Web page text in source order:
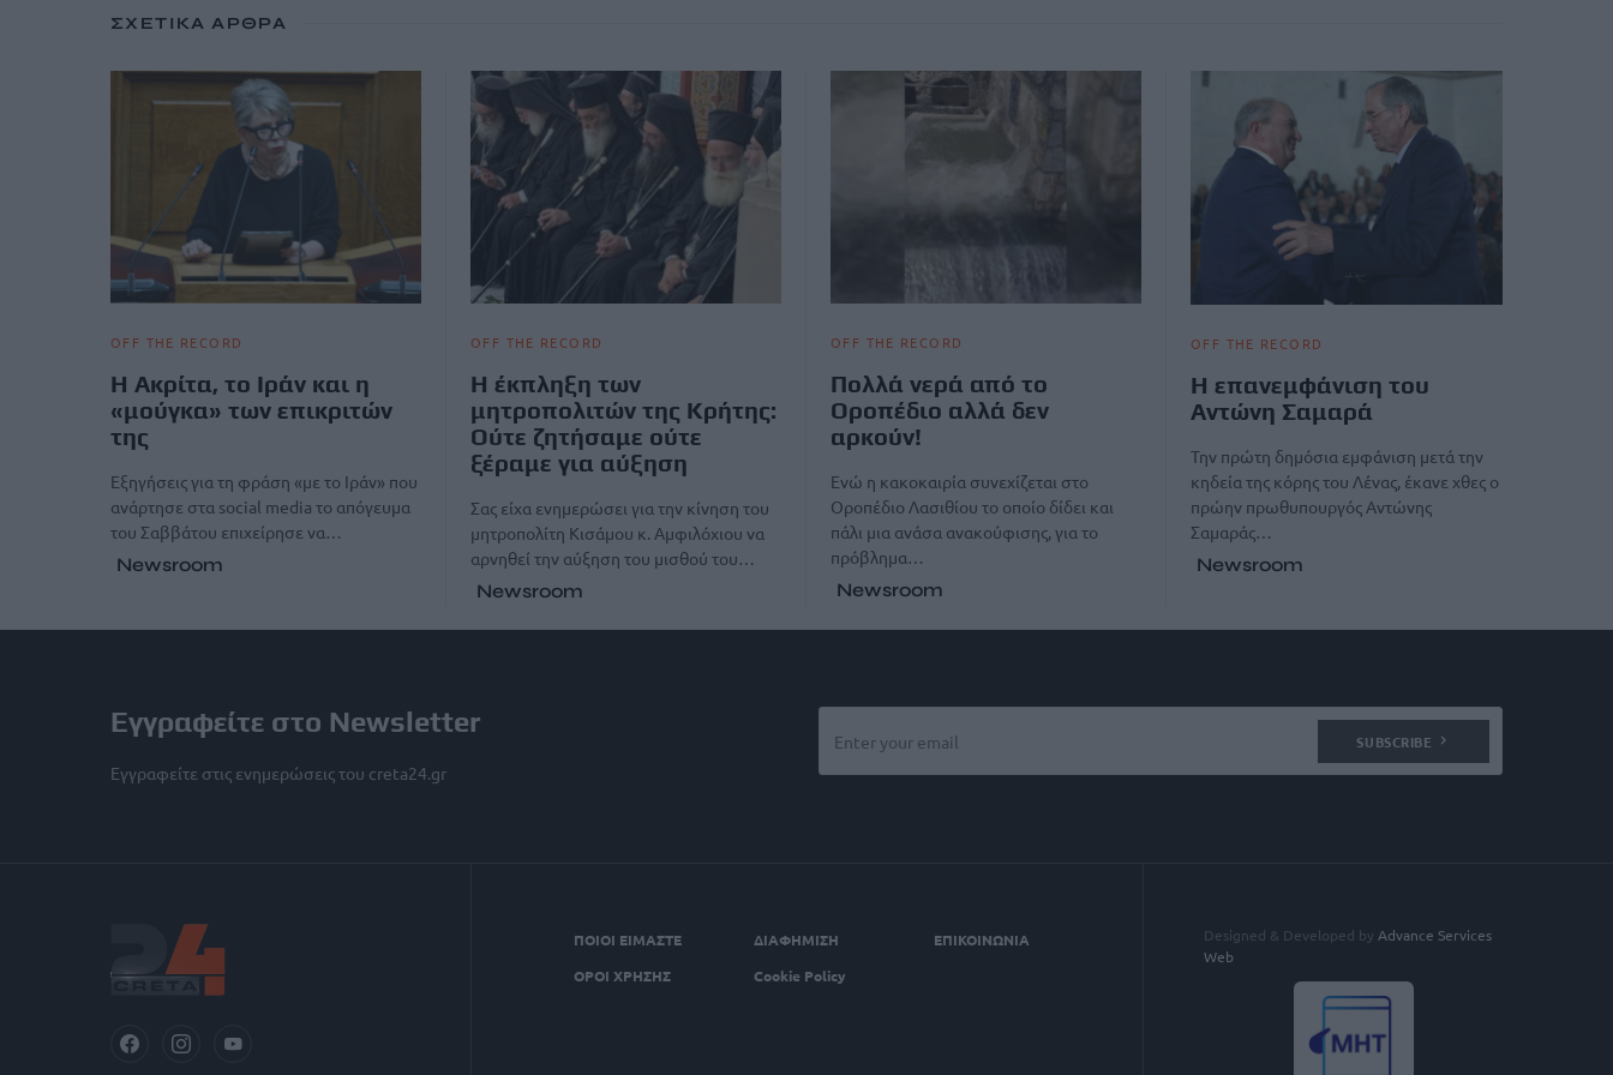
ΣΧΕΤΙΚΆ ΆΡΘΡΑ
OFF THE RECORD
Η Ακρίτα, το Ιράν και η
«μούγκα» των επικριτών
της
Εξηγήσεις για τη φράση «με το Ιράν» που
ανάρτησε στα social media το απόγευμα
του Σαββάτου επιχείρησε να…
Newsroom
OFF THE RECORD
Η έκπληξη των
μητροπολιτών της Κρήτης:
Ούτε ζητήσαμε ούτε
ξέραμε για αύξηση
Σας είχα ενημερώσει για την κίνηση του
μητροπολίτη Κισάμου κ. Αμφιλόχιου να
αρνηθεί την αύξηση του μισθού του…
Newsroom
OFF THE RECORD
Πολλά νερά από το
Οροπέδιο αλλά δεν
αρκούν!
Ενώ η κακοκαιρία συνεχίζεται στο
Οροπέδιο Λασιθίου το οποίο δίδει και
πάλι μια ανάσα ανακούφισης, για το
πρόβλημα…
Newsroom
OFF THE RECORD
Η επανεμφάνιση του
Αντώνη Σαμαρά
Την πρώτη δημόσια εμφάνιση μετά την
κηδεία της κόρης του Λένας, έκανε χθες ο
πρώην πρωθυπουργός Αντώνης
Σαμαράς…
Newsroom
Εγγραφείτε στο Newsletter
Εγγραφείτε στις ενημερώσεις του creta24.gr
SUBSCRIBE
ΠΟΙΟΙ ΕΙΜΑΣΤΕ ΔΙΑΦΗΜΙΣΗ
ΕΠΙΚΟΙΝΩΝΙΑ
ΟΡΟΙ ΧΡΗΣΗΣ
Cookie Policy
Designed & Developed by Advance Services
Web